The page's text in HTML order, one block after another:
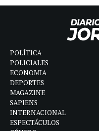
POLÍTICA
POLICIALES
ECONOMIA
DEPORTES
MAGAZINE
SAPIENS
INTERNACIONAL
ESPECTÁCULOS